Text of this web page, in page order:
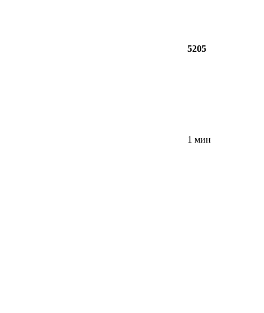
5205
1 мин